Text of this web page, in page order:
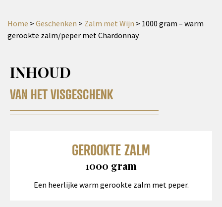
Home > Geschenken > Zalm met Wijn > 1000 gram – warm
gerookte zalm/peper met Chardonnay
INHOUD
VAN HET VISGESCHENK
GEROOKTE ZALM
1000 gram
Een heerlijke warm gerookte zalm met peper.